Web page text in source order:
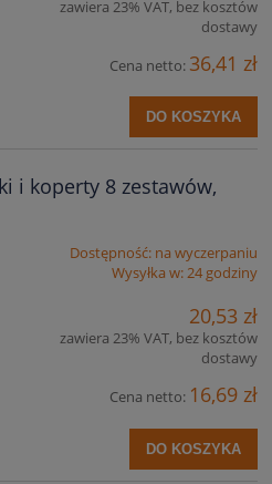
zawiera 23% VAT, bez kosztów
dostawy
Cena netto: 36,41 zł
DO KOSZYKA
i koperty 8 zestawów,
Dostępność: na wyczerpaniu
Wysyłka w:24 godziny
20,53 zł
zawiera 23% VAT, bez kosztów
dostawy
Cena netto: 16,69 zł
DO KOSZYKA